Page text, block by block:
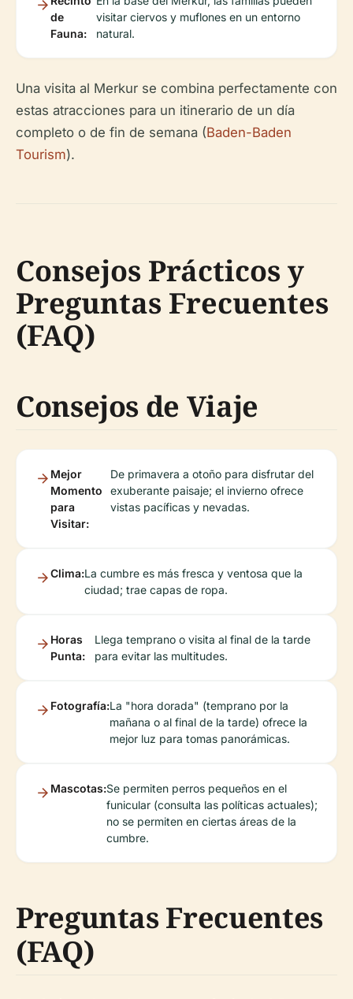
de
Fauna:
visitar ciervos y muflones en un entorno
natural.
Una visita al Merkur se combina perfectamente con
estas atracciones para un itinerario de un día
completo o de fin de semana (Baden-Baden
Tourism).
Consejos Prácticos y
Preguntas Frecuentes
(FAQ)
Consejos de Viaje
Mejor
Momento
para
Visitar:
De primavera a otoño para disfrutar del
exuberante paisaje; el invierno ofrece
vistas pacíficas y nevadas.
Clima:La cumbre es más fresca y ventosa que la
ciudad; trae capas de ropa.
Horas
Punta:
Llega temprano o visita al final de la tarde
para evitar las multitudes.
Fotografía:La "hora dorada" (temprano por la
mañana o al final de la tarde) ofrece la
mejor luz para tomas panorámicas.
Mascotas:Se permiten perros pequeños en el
funicular (consulta las políticas actuales);
no se permiten en ciertas áreas de la
cumbre.
Preguntas Frecuentes
(FAQ)